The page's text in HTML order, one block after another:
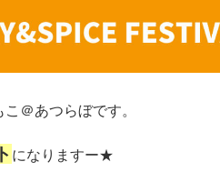
＠あつらぼです。
になりますー★